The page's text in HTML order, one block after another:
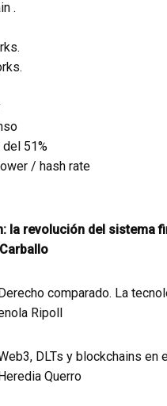
.
del 51%
/ hash rate
la revolución del sistema
comparado. La
Ripoll
DLTs y blockchains en
Querro